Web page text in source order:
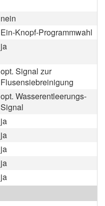
nein
Ein-Knopf-Programmwahl
ja
opt. Signal zur
Flusensiebreinigung
opt. Wasserentleerungs-
Signal
ja
ja
ja
ja
ja